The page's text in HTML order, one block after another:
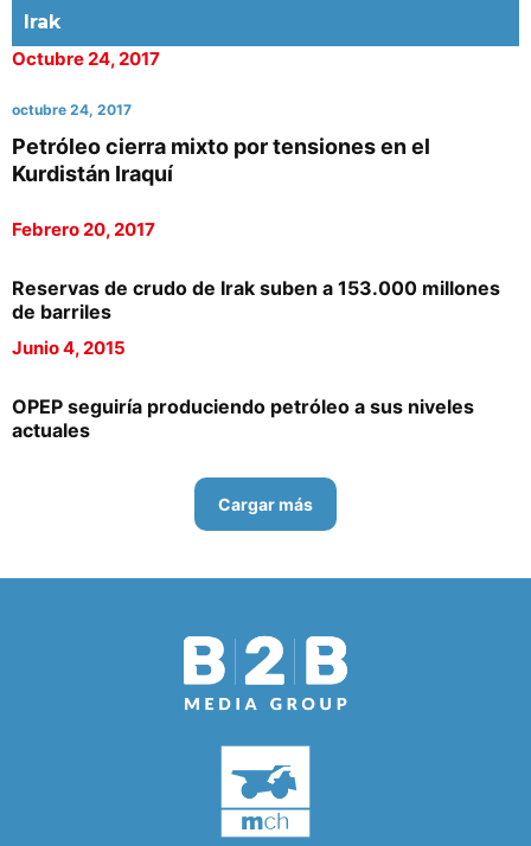
Irak
Octubre 24, 2017
octubre 24, 2017
Petróleo cierra mixto por tensiones en el
Kurdistán Iraquí
Febrero 20, 2017
Reservas de crudo de Irak suben a 153.000 millones
de barriles
Junio 4, 2015
OPEP seguiría produciendo petróleo a sus niveles
actuales
Cargar más